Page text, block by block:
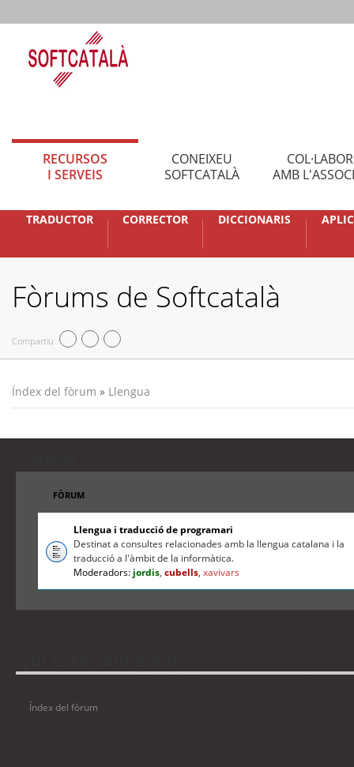
RECURSOS
I SERVEIS
CONEIXEU
SOFTCATALÀ
AMB
TRADUCTOR CORRECTOR DICCIONARIS
Fòrums de Softcatalà
Compartiu
Índex del fòrum » Llengua
FÒRUM
Llengua i traducció de programari
Destinat a consultes relacionades amb la llengua catalana i la
traducció a l'àmbit de la informàtica.
Moderadors: jordis,cubells,xavivars
Índex del fòrum